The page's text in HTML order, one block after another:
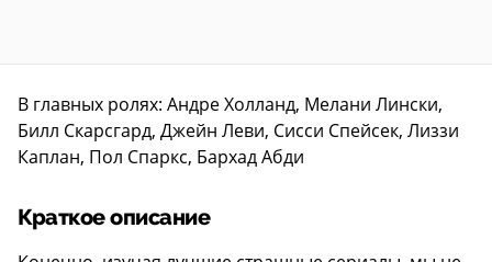
В главных ролях: Андре Холланд, Мелани Лински,
Билл Скарсгард, Джейн Леви, Сисси Спейсек, Лиззи
Каплан, Пол Спаркс, Бархад Абди
Краткое описание